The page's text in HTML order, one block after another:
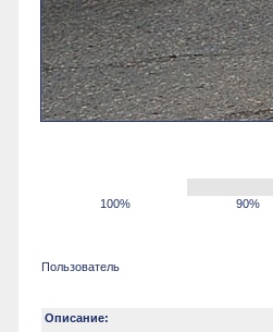
100% 90%
Пользователь
Описание: